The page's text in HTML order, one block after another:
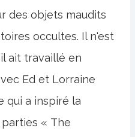
des objets maudits
occultes. Il n'est
ait travaillé en
Ed et Lorraine
qui a inspiré la
« The